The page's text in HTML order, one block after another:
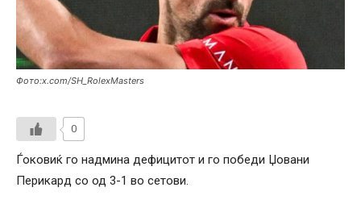
Фото:x.com/SH_RolexMasters
0
Ѓоковиќ го надмина дефицитот и го победи Џовани
Перикард со од 3-1 во сетови.